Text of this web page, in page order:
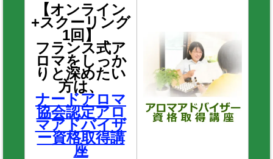
【オンライン
+スクーリング
1回】
フランス式ア
ロマをしっか
りと深めたい
方は、
ナードアロマ
協会認定アロ
マアドバイザ
ー資格取得講
座